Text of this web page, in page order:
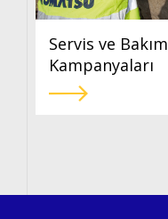
Servis ve Bakım
Kampanyaları